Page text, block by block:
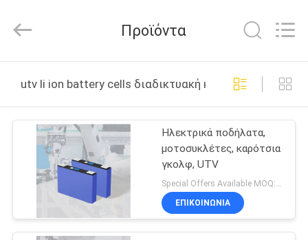
ΠΡΟΪΌΝΤΑ
ΣΧΕΤΙΚΆ
ΕΜΆΣ
Technology
Rights
Προϊόντα
utv li ion battery cells διαδικτυακή κατασκευή
Ηλεκτρικά ποδήλατα,
μοτοσυκλέτες, καρότσια
γκολφ, UTV
Special Offers Available MOQ:2 μονάδες
ΕΠΙΚΟΙΝΩΝΊΑ